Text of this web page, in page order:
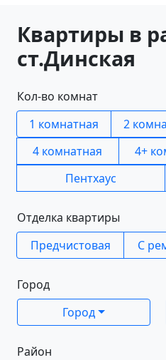
Квартиры в
ст.Динская
Кол-во комнат
1 комнатная
2
4 комнатная
4+
Пентхаус
Отделка квартиры
Предчистовая
С
Город
Город
Район